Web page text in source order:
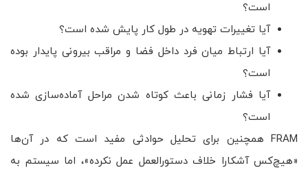
است؟
آیا تغییرات تهویه در طول کار پایش شده است؟
آیا ارتباط میان فرد داخل فضا و مراقب بیرونی پایدار بوده
است؟
آیا فشار زمانی باعث کوتاه شدن مراحل آماده‌سازی شده
است؟
FRAM همچنین برای تحلیل حوادثی مفید است که در آن‌ها
«هیچ‌کس آشکارا خلاف دستورالعمل عمل نکرده»، اما سیستم به